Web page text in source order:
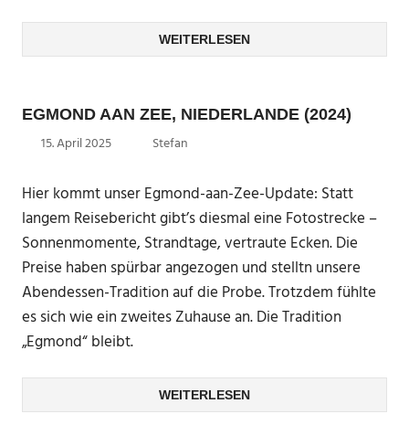
WEITERLESEN
EGMOND AAN ZEE, NIEDERLANDE (2024)
15. April 2025 Stefan
Hier kommt unser Egmond-aan-Zee-Update: Statt
langem Reisebericht gibt’s diesmal eine Fotostrecke –
Sonnenmomente, Strandtage, vertraute Ecken. Die
Preise haben spürbar angezogen und stelltn unsere
Abendessen-Tradition auf die Probe. Trotzdem fühlte
es sich wie ein zweites Zuhause an. Die Tradition
„Egmond“ bleibt.
WEITERLESEN